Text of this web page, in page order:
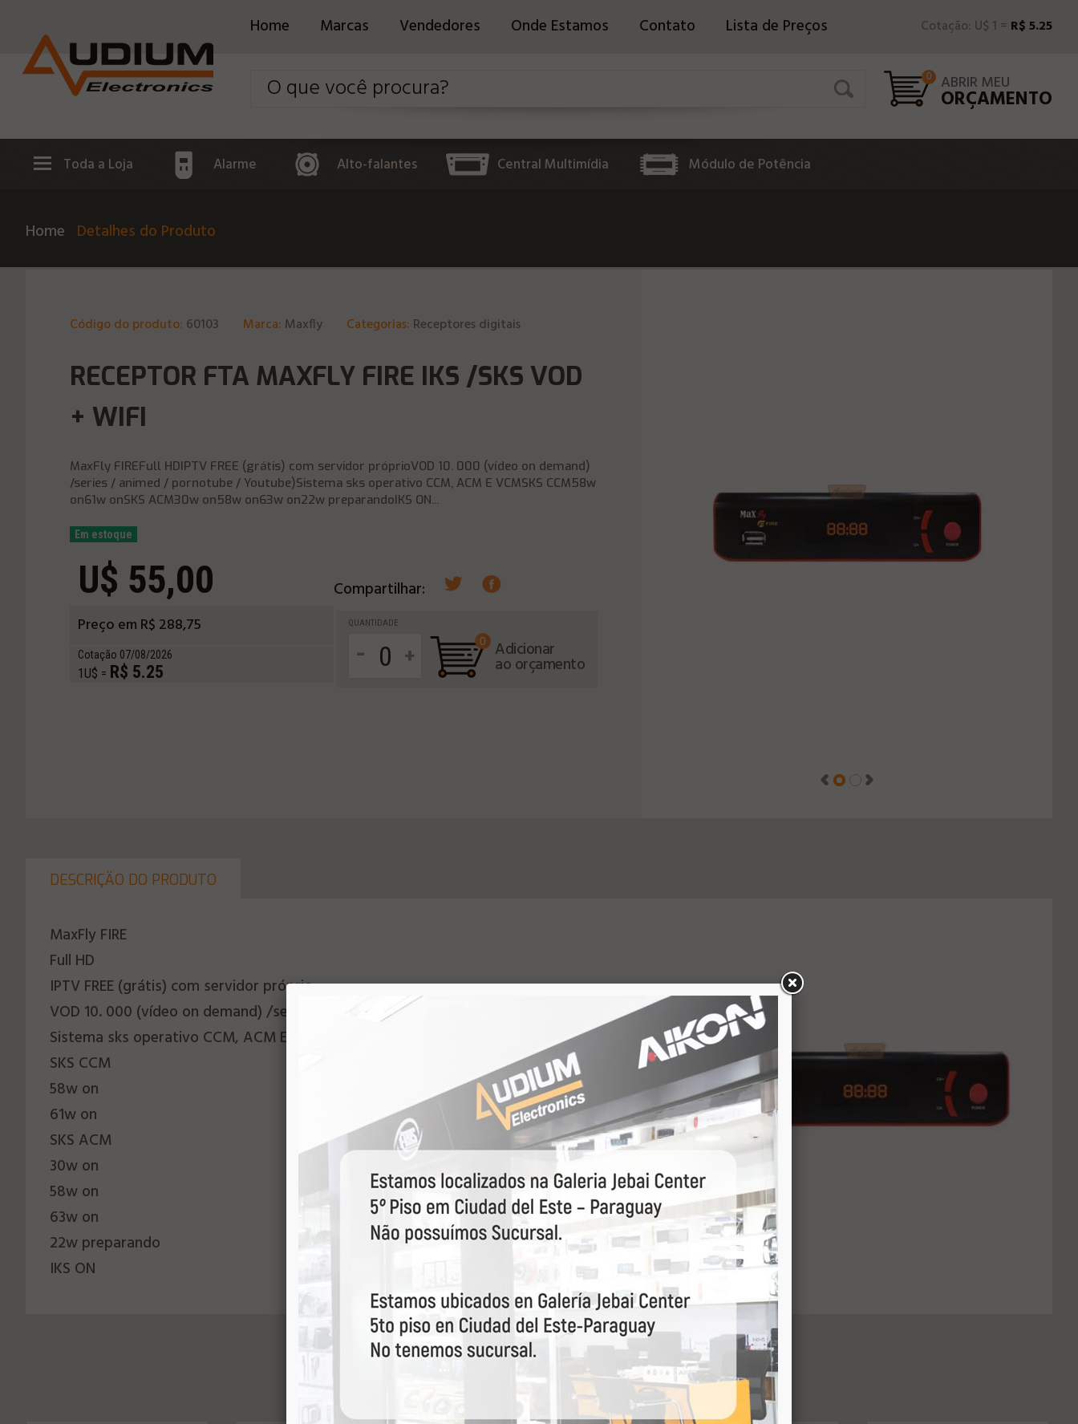
Home Marcas Vendedores Onde Estamos Contato Lista de Preços Cotação: U$ 1 = R$ 5.25
0 ABRIR MEU
ORÇAMENTO
Toda a Loja Alarme Alto-falantes Central Multimídia Módulo de Potência
Home Detalhes do Produto
Código do produto: 60103 Marca: Maxfly Categorias: Receptores digitais
RECEPTOR FTA MAXFLY FIRE IKS /SKS VOD
+ WIFI
MaxFly FIREFull HDIPTV FREE (grátis) com servidor próprioVOD 10. 000 (vídeo on demand)
/series / animed / pornotube / Youtube)Sistema sks operativo CCM, ACM E VCMSKS CCM58w
on61w onSKS ACM30w on58w on63w on22w preparandoIKS ON...
Em estoque
U$ 55,00
Preço em R$ 288,75
Cotação 07/08/2026
1U$ = R$ 5.25
Compartilhar:
QUANTIDADE
- +
0 Adicionar
ao orçamento
DESCRIÇÄO DO PRODUTO
MaxFly FIRE
Full HD
IPTV FREE (grátis) com servidor próprio
VOD 10. 000 (vídeo on demand) /series / animed / pornotube / Youtube)
Sistema sks operativo CCM, ACM E VCM
SKS CCM
58w on
61w on
SKS ACM
30w on
58w on
63w on
22w preparando
IKS ON
VEJA MAIS